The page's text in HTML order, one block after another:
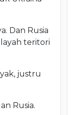
Dan Rusia
teritori
justru
Rusia.